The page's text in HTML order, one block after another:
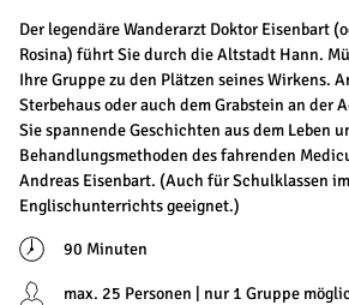
Der legendäre Wanderarzt Doktor Eisenbart
Rosina) führt Sie durch die Altstadt Hann.
Ihre Gruppe zu den Plätzen seines Wirkens.
Sterbehaus oder auch dem Grabstein an der
Sie spannende Geschichten aus dem Leben
Behandlungsmethoden des fahrenden
Andreas Eisenbart. (Auch für Schulklassen
Englischunterrichts geeignet.)
90 Minuten
max. 25 Personen | nur 1 Gruppe